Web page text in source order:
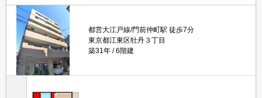
都営大江戸線/門前仲町駅 徒歩7分
東京都江東区牡丹３丁目
築31年
6階建